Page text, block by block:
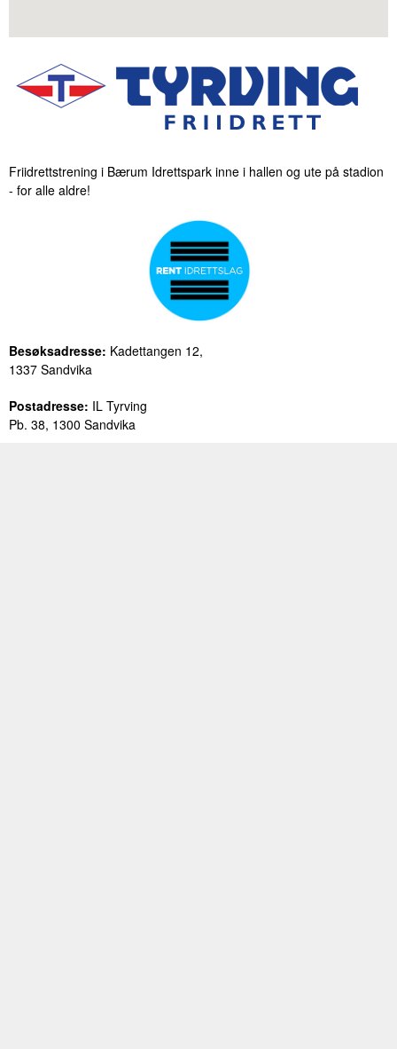
Friidrettstrening i Bærum Idrettspark inne i hallen og ute på stadion
- for alle aldre!
Besøksadresse: Kadettangen 12,
1337 Sandvika
Postadresse: IL Tyrving
Pb. 38, 1300 Sandvika